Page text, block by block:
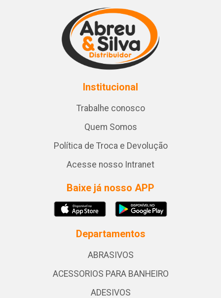
Institucional
Trabalhe conosco
Quem Somos
Política de Troca e Devolução
Acesse nosso Intranet
Baixe já nosso APP
Departamentos
ABRASIVOS
ACESSORIOS PARA BANHEIRO
ADESIVOS